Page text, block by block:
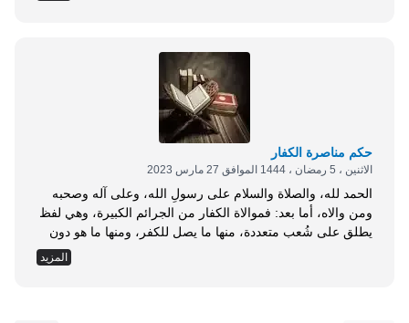
حكم مناصرة الكفار
الاثنين ، 5 رمضان ، 1444 الموافق 27 مارس 2023
الحمد لله، والصلاة والسلام على رسولِ الله، وعلى آله وصحبه
ومن والاه، أما بعد: فموالاة الكفار من الجرائم الكبيرة، وهي لفظ
يطلق على شُعب متعددة، منها ما يصل للكفر، ومنها ما هو دون
ذلك، ومن الصور المتفق على كونها كفرا: الانضمام تحت لواء
الكفار، لحرب المسلمين، وكسـر شوكتهم؛ مع كون القيادة في
المزيد